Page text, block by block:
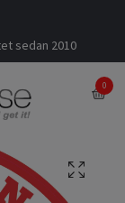
sedan 2010
0